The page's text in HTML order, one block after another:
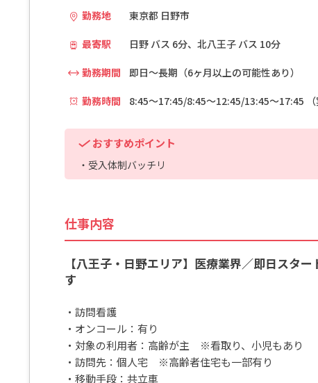
勤務地 東京都 日野市
最寄駅 日野 バス 6分、北八王子 バス 10分
勤務期間 即日～長期（6ヶ月以上の可能性あり）
勤務時間 8:45～17:45/8:45～12:45/13:45～17:45
おすすめポイント
・受入体制バッチリ
仕事内容
【八王子・日野エリア】医療業界／即日スタ
す
・訪問看護
・オンコール：有り
・対象の利用者：高齢が主 ※看取り、小児もあり
・訪問先：個人宅 ※高齢者住宅も一部有り
・移動手段：共立車